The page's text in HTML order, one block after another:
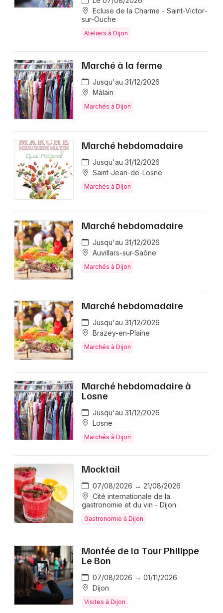
Ecluse de la Charme - Saint-Victor-
sur-Ouche
Ateliers à Dijon
Marché à la ferme
Jusqu'au 31/12/2026
Mâlain
Marchés à Dijon
Marché hebdomadaire
Jusqu'au 31/12/2026
Saint-Jean-de-Losne
Marchés à Dijon
Marché hebdomadaire
Jusqu'au 31/12/2026
Auvillars-sur-Saône
Marchés à Dijon
Marché hebdomadaire
Jusqu'au 31/12/2026
Brazey-en-Plaine
Marchés à Dijon
Marché hebdomadaire à
Losne
Jusqu'au 31/12/2026
Losne
Marchés à Dijon
Mocktail
07/08/2026 → 21/08/2026
Cité internationale de la
gastronomie et du vin - Dijon
Gastronomie à Dijon
Montée de la Tour Philippe
Le Bon
07/08/2026 → 01/11/2026
Dijon
Visites à Dijon